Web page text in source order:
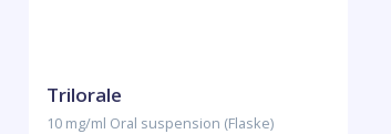
Trilorale
10 mg/ml Oral suspension (Flaske)